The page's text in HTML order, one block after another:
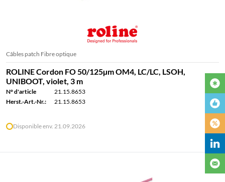
Câbles patch Fibre optique
ROLINE Cordon FO 50/125µm OM4, LC/LC, LSOH,
UNIBOOT, violet, 3 m
N° d'article
21.15.8653
Herst.-Art.-Nr.:
21.15.8653
Disponible env. 21.09.2026